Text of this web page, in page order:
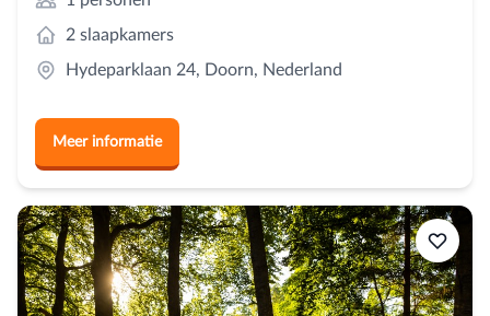
2 slaapkamers
Hydeparklaan 24, Doorn, Nederland
Meer informatie